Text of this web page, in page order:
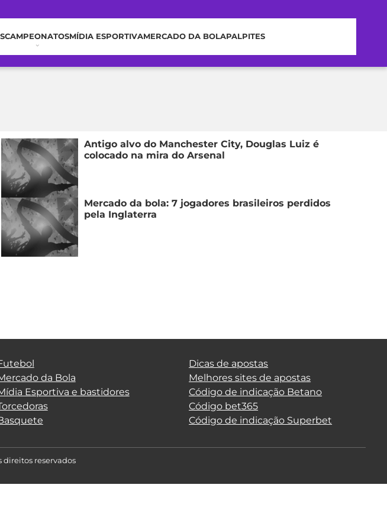
CAMPEONATOSMÍDIA ESPORTIVAMERCADO DA BOLAPALPITES
Antigo alvo do Manchester City, Douglas Luiz é
colocado na mira do Arsenal
Mercado da bola: 7 jogadores brasileiros perdidos
pela Inglaterra
da Bola
Esportiva e bastidores
Dicas de apostas
Melhores sites de apostas
Código de indicação Betano
Código bet365
Código de indicação Superbet
direitos reservados